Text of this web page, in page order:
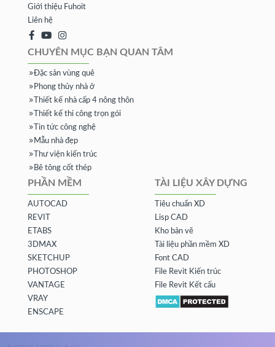
Giới thiệu Fuhoit
Liên hệ
CHUYÊN MỤC BẠN QUAN TÂM
Đặc sản vùng quê
Phong thủy nhà ở
Thiết kế nhà cấp 4 nông thôn
Thiết kế thi công trọn gói
Tin tức công nghệ
Mẫu nhà đẹp
Thư viện kiến trúc
Bê tông cốt thép
PHẦN MỀM
AUTOCAD
REVIT
ETABS
3DMAX
SKETCHUP
PHOTOSHOP
VANTAGE
VRAY
ENSCAPE
TÀI LIỆU XÂY DỰNG
Tiêu chuẩn XD
Lisp CAD
Kho bản vẽ
Tài liệu phần mềm XD
Font CAD
File Revit Kiến trúc
File Revit Kết cấu